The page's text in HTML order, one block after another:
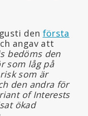
den första
angav att
bedöms den
som låg på
som är
den andra för
of Interests
ökad